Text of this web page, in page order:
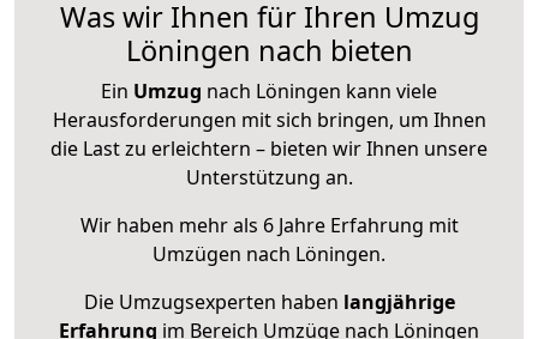
Was wir Ihnen für Ihren Umzug
Löningen nach bieten
Ein Umzug nach Löningen kann viele
Herausforderungen mit sich bringen, um Ihnen
die Last zu erleichtern – bieten wir Ihnen unsere
Unterstützung an.
Wir haben mehr als 6 Jahre Erfahrung mit
Umzügen nach Löningen.
Die Umzugsexperten haben langjährige
Erfahrung im Bereich Umzüge nach Löningen